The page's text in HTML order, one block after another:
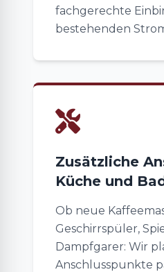
fachgerechte
bestehenden
Zusätzliche
Küche und
Ob neue
Geschirrspüler,
Dampfgarer: Wir
Anschlusspunkte